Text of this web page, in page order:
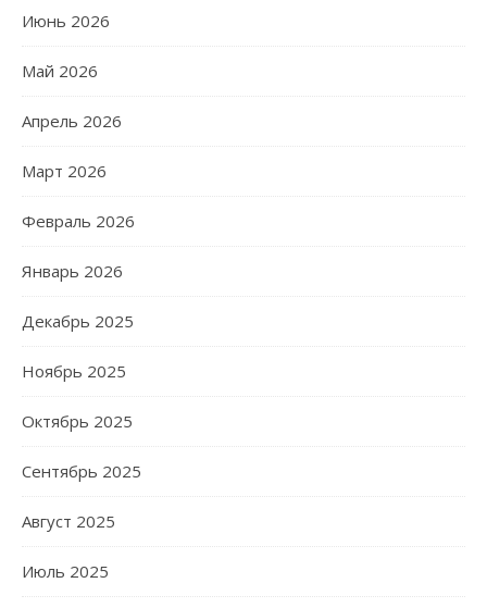
Июнь 2026
Май 2026
Апрель 2026
Март 2026
Февраль 2026
Январь 2026
Декабрь 2025
Ноябрь 2025
Октябрь 2025
Сентябрь 2025
Август 2025
Июль 2025